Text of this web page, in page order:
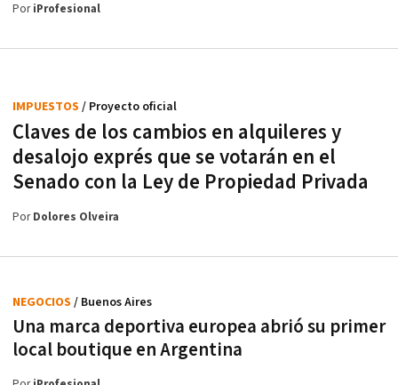
PoriProfesional
Claves de los cambios en alquileres y
desalojo exprés que se votarán en el
Senado con la Ley de Propiedad Privada
IMPUESTOS / Proyecto oficial
PorDolores Olveira
Una marca deportiva europea abrió su primer
local boutique en Argentina
NEGOCIOS / Buenos Aires